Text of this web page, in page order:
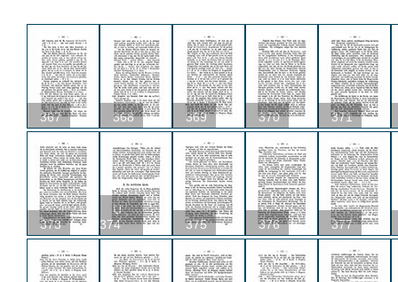
367 368 369 370 371
373
U
374
375 376 377